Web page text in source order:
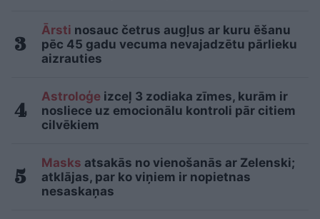
Ārsti nosauc četrus augļus ar kuru ēšanu
pēc 45 gadu vecuma nevajadzētu pārlieku
aizrauties
Astroloģe izceļ 3 zodiaka zīmes, kurām ir
nosliece uz emocionālu kontroli pār citiem
cilvēkiem
Masks atsakās no vienošanās ar Zelenski;
atklājas, par ko viņiem ir nopietnas
nesaskaņas